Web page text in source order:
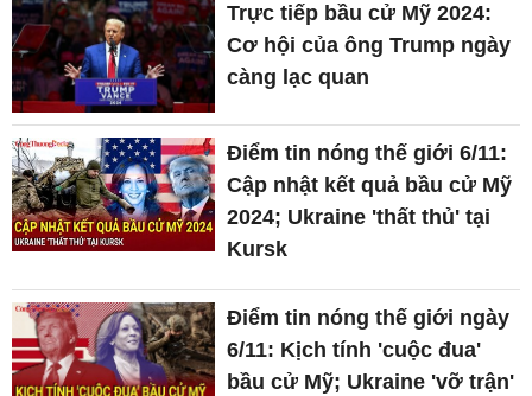
Trực tiếp bầu cử Mỹ 2024:
Cơ hội của ông Trump ngày
càng lạc quan
Điểm tin nóng thế giới 6/11:
Cập nhật kết quả bầu cử Mỹ
2024; Ukraine 'thất thủ' tại
Kursk
Điểm tin nóng thế giới ngày
6/11: Kịch tính 'cuộc đua'
bầu cử Mỹ; Ukraine 'vỡ trận'